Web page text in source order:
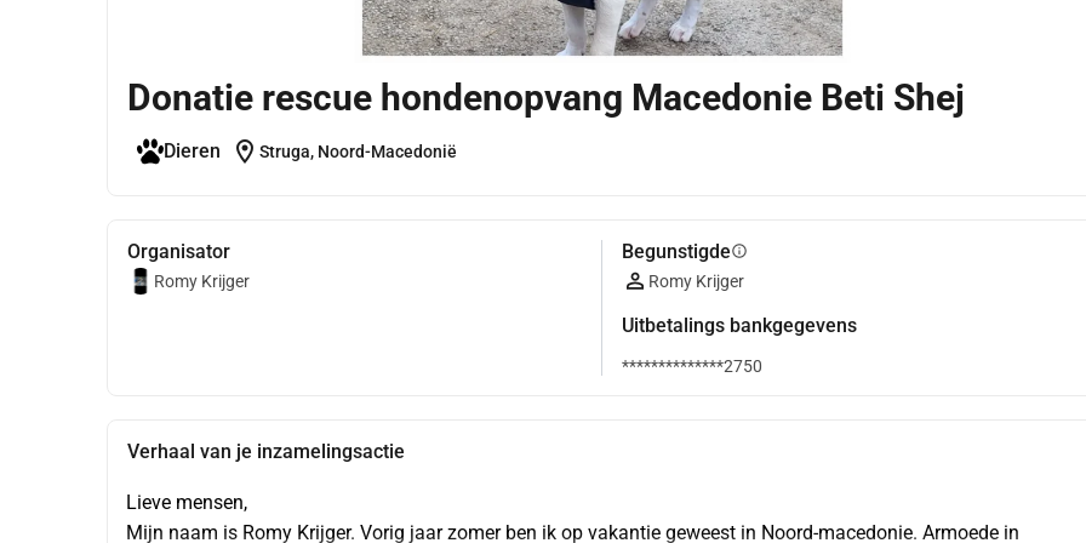
Donatie rescue hondenopvang Macedonie Beti Shej
Dieren location_on Struga, Noord-Macedonië
Organisator
Romy Krijger
Begunstigdeinfo
Romy Krijger
Uitbetalings bankgegevens
**************2750
Verhaal van je inzamelingsactie
Lieve mensen,
Mijn naam is Romy Krijger. Vorig jaar zomer ben ik op vakantie geweest in Noord-macedonie. Armoede in